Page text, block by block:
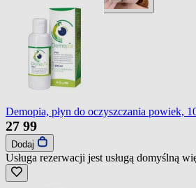
View larger image
Demopia, płyn do oczyszczania powiek,
27 99
Dodaj
Usługa rezerwacji jest usługą domyślną